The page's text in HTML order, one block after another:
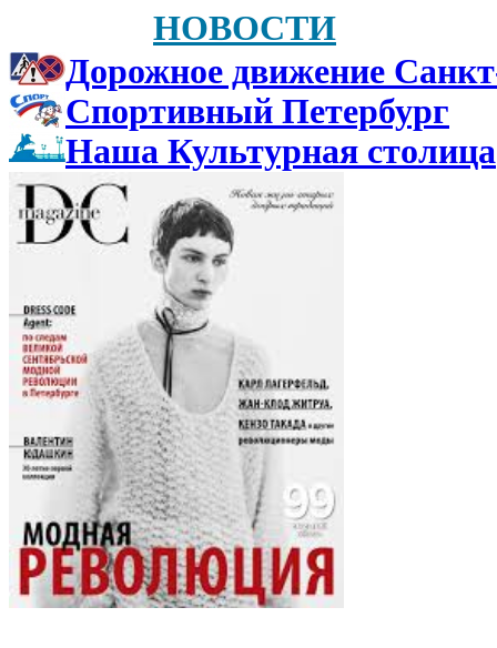
НОВОСТИ
Дорожное движение
Спортивный Петербург
Наша Культурная столица